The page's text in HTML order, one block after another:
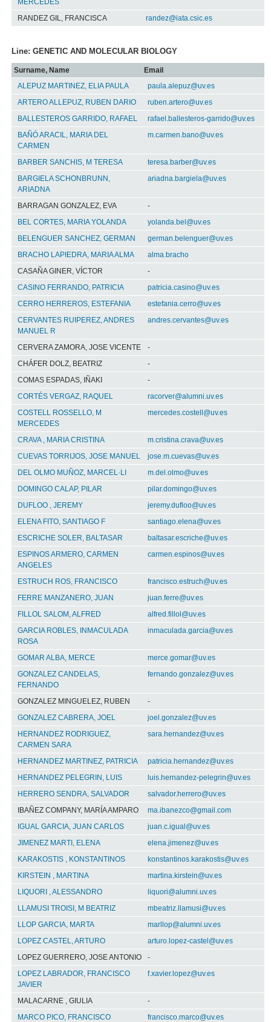
MERCEDES
RANDEZ GIL, FRANCISCA
randez@iata.csic.es
Line: GENETIC AND MOLECULAR BIOLOGY
Surname, Name
Email
ALEPUZ MARTINEZ, ELIA PAULA
paula.alepuz@uv.es
ARTERO ALLEPUZ, RUBEN DARIO
ruben.artero@uv.es
BALLESTEROS GARRIDO, RAFAEL
rafael.ballesteros-garrido@uv.es
BAÑÓ ARACIL, MARIA DEL
CARMEN
m.carmen.bano@uv.es
BARBER SANCHIS, M TERESA
teresa.barber@uv.es
BARGIELA SCHONBRUNN,
ARIADNA
ariadna.bargiela@uv.es
BARRAGAN GONZALEZ, EVA
-
BEL CORTES, MARIA YOLANDA
yolanda.bel@uv.es
BELENGUER SANCHEZ, GERMAN
german.belenguer@uv.es
BRACHO LAPIEDRA, MARIA ALMA
alma.bracho
CASAÑA GINER, VÍCTOR
-
CASINO FERRANDO, PATRICIA
patricia.casino@uv.es
CERRO HERREROS, ESTEFANIA
estefania.cerro@uv.es
CERVANTES RUIPEREZ, ANDRES
MANUEL R
andres.cervantes@uv.es
CERVERA ZAMORA, JOSE VICENTE
-
CHÁFER DOLZ, BEATRIZ
-
COMAS ESPADAS, IÑAKI
-
CORTÉS VERGAZ, RAQUEL
racorver@alumni.uv.es
COSTELL ROSSELLO, M
MERCEDES
mercedes.costell@uv.es
CRAVA , MARIA CRISTINA
m.cristina.crava@uv.es
CUEVAS TORRIJOS, JOSE MANUEL
jose.m.cuevas@uv.es
DEL OLMO MUÑOZ, MARCEL·LI
m.del.olmo@uv.es
DOMINGO CALAP, PILAR
pilar.domingo@uv.es
DUFLOO , JEREMY
jeremy.dufloo@uv.es
ELENA FITO, SANTIAGO F
santiago.elena@uv.es
ESCRICHE SOLER, BALTASAR
baltasar.escriche@uv.es
ESPINOS ARMERO, CARMEN
ANGELES
carmen.espinos@uv.es
ESTRUCH ROS, FRANCISCO
francisco.estruch@uv.es
FERRE MANZANERO, JUAN
juan.ferre@uv.es
FILLOL SALOM, ALFRED
alfred.fillol@uv.es
GARCIA ROBLES, INMACULADA
ROSA
inmaculada.garcia@uv.es
GOMAR ALBA, MERCE
merce.gomar@uv.es
GONZALEZ CANDELAS,
FERNANDO
fernando.gonzalez@uv.es
GONZALEZ MINGUELEZ, RUBEN
-
GONZALEZ CABRERA, JOEL
joel.gonzalez@uv.es
HERNANDEZ RODRIGUEZ,
CARMEN SARA
sara.hernandez@uv.es
HERNANDEZ MARTINEZ, PATRICIA
patricia.hernandez@uv.es
HERNANDEZ PELEGRIN, LUIS
luis.hernandez-pelegrin@uv.es
HERRERO SENDRA, SALVADOR
salvador.herrero@uv.es
IBAÑEZ COMPANY, MARÍA AMPARO
ma.ibanezco@gmail.com
IGUAL GARCIA, JUAN CARLOS
juan.c.igual@uv.es
JIMENEZ MARTI, ELENA
elena.jimenez@uv.es
KARAKOSTIS , KONSTANTINOS
konstantinos.karakostis@uv.es
KIRSTEIN , MARTINA
martina.kirstein@uv.es
LIQUORI , ALESSANDRO
liquori@alumni.uv.es
LLAMUSI TROISI, M BEATRIZ
mbeatriz.llamusi@uv.es
LLOP GARCIA, MARTA
marllop@alumni.uv.es
LOPEZ CASTEL, ARTURO
arturo.lopez-castel@uv.es
LOPEZ GUERRERO, JOSE ANTONIO
-
LOPEZ LABRADOR, FRANCISCO
JAVIER
f.xavier.lopez@uv.es
MALACARNE , GIULIA
-
MARCO PICO, FRANCISCO
francisco.marco@uv.es